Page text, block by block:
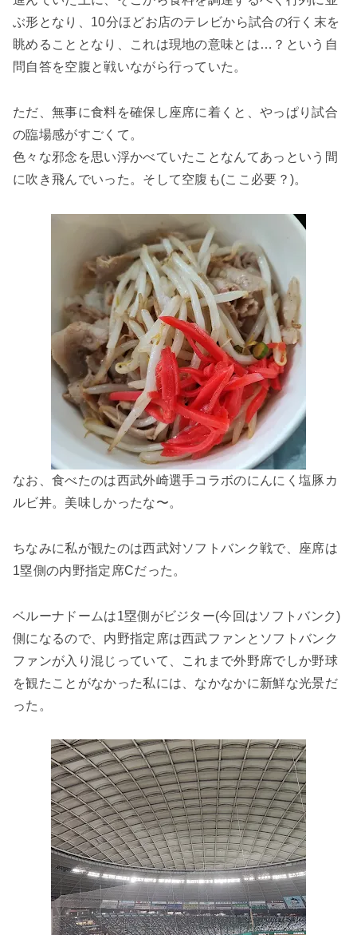
ぶ形となり、10分ほどお店のテレビから試合の行く末を
眺めることとなり、これは現地の意味とは…？という自
問自答を空腹と戦いながら行っていた。
ただ、無事に食料を確保し座席に着くと、やっぱり試合
の臨場感がすごくて。
色々な邪念を思い浮かべていたことなんてあっという間
に吹き飛んでいった。そして空腹も(ここ必要？)。
なお、食べたのは西武外崎選手コラボのにんにく塩豚カ
ルビ丼。美味しかったな〜。
ちなみに私が観たのは西武対ソフトバンク戦で、座席は
1塁側の内野指定席Cだった。
ベルーナドームは1塁側がビジター(今回はソフトバンク)
側になるので、内野指定席は西武ファンとソフトバンク
ファンが入り混じっていて、これまで外野席でしか野球
を観たことがなかった私には、なかなかに新鮮な光景だ
った。